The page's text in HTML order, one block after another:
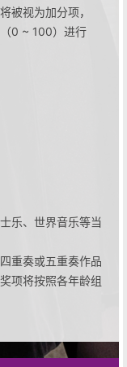
被视为加分项，
0 ~ 100）进行
乐、世界音乐等当
重奏或五重奏作品
项将按照各年龄组